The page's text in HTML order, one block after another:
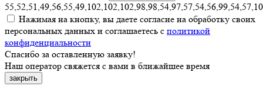
Нажимая на кнопку, вы даете согласие на обработку своих
персональных данных и соглашаетесь с политикой
конфиденциальности
Спасибо за оставленную заявку!
Наш оператор свяжется с вами в ближайшее время
закрыть